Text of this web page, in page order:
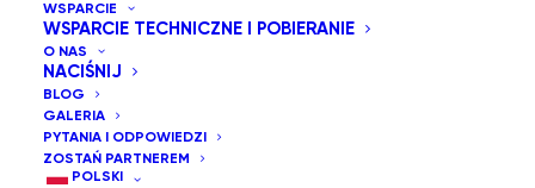
WSPARCIE
WSPARCIE TECHNICZNE I POBIERANIE
O NAS
NACIŚNIJ
BLOG
GALERIA
PYTANIA I ODPOWIEDZI
ZOSTAŃ PARTNEREM
POLSKI
Sortuj po cenie od najwyższej